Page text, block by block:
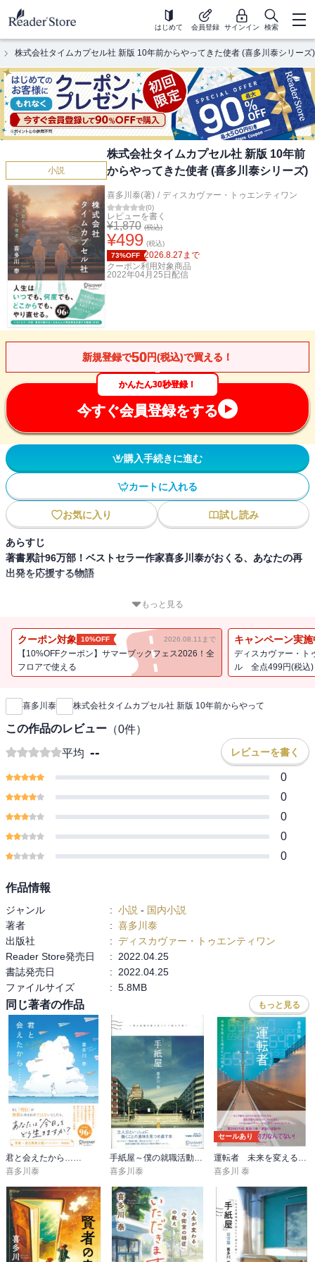
はじめて 会員登録 サインイン 検索
株式会社タイムカプセル社 新版 10年前からやってきた使者 (喜多川泰シリーズ)
小説
株式会社タイムカプセル社 新版 10年前
からやってきた使者 (喜多川泰シリーズ)
喜多川泰(著) / ディスカヴァー・トゥエンティワン
(0)
レビューを書く
¥1,870 (税込)
¥499 (税込)
73%OFF 2026.8.27 まで
クーポン利用対象商品
2022年04月25日 配信
新規登録で50円(税込)で買える！
かんたん30秒登録！
今すぐ会員登録をする
購入手続きに進む
カートに入れる
お気に入り 試し読み
あらすじ
著書累計96万部！ベストセラー作家喜多川泰がおくる、あなたの再
出発を応援する物語
＜人生は、いつでも、何度でも、どこからでも、やり直せる。＞
45歳で仕事も家族も失った英雄は、株式会社タイムカプセル社とい
う一風変わった会社で働くことになる。
未来の自分に向けて書いた手紙を、数年〜数十年後に配達すること
配属されたのは＜特別配達困難者対策室＞。
仕事内容は、さまざまな事情で配達不能になった人たちに直接手紙
英雄は上司の海人とタッグを組み、2週間のうちに5通の手紙を届け
るという任務につく。
各地で手紙の受取人と出会い、それぞれの人生に触れていく中で、
英雄は自分の本当の気持ちに気づいていく――
▼幅広い年代の方から、感動の声が続々と届いています！
になりました。（10代女性）
良いことも悪いこともすべてがムダなことなんかなく、1人1人の人
生において大切なすばらしいものであると実感しました。（20代女
性）
会社の先輩から薦められ、喜多川さんの本を読み始めました。本当
にすてきで励まされる本です。（30代女性）
とても感動しました。過去の私の選んできた道が、ひとつでも違え
ば、今の私はいないんだとわかり、過去に経験したつらいことすべ
てが必要だったし、良かったことに思えました。（40代女性）
現状にあきらめず、自分を信じて、前に進む気持ちになれました。
書ききれないくらいの言葉が心に響き、元気が出ました。（40代男
性）
電車の中で読んでいたのですが、本の世界に入り込んでしまって乗
り過ごしそうになりました。あっという間に読めた反面、読後の深
い余韻にはまってしまいました。（40代男性）
過去の自分が今の自分に希望の光を与えるんだということ、自分で
も行動しなくちゃと心が動かされました。感動でした。（50代男
もっと見る
クーポン対象 10%OFF 2026.08.11まで
【10%OFFクーポン】サマーブックフェス2026！全
フロアで使える
キャンペーン実施
ディスカヴァー・ト
ル 全点499円(税込)
新刊通知
喜多川泰 株式会社タイムカプセル社 新版 10年前からやって
この作品のレビュー （0件）
平均 -- レビューを書く
0
0
0
0
0
作品情報
ジャンル : 小説 - 国内小説
著者
: 喜多川泰
出版社
: ディスカヴァー・トゥエンティワン
Reader Store発売日
:
2022.04.25
書誌発売日
:
2022.04.25
ファイルサイズ
: 5.8MB
同じ著者の作品 もっと見る
君と会えたから……
喜多川泰
手紙屋～僕の就職活動を変えた十通の手紙～
喜多川泰
セールあり
運転者 未来を変える過去からの使者
喜多川 泰